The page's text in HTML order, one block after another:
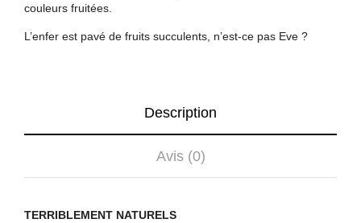
couleurs fruitées.
L’enfer est pavé de fruits succulents, n’est-ce pas Eve ?
Description
Avis (0)
TERRIBLEMENT NATURELS